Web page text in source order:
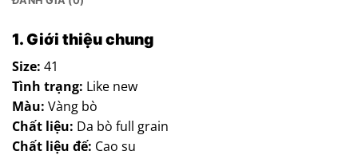
1. Giới thiệu chung
Size: 41
Tình trạng: Like new
Màu: Vàng bò
Chất liệu: Da bò full grain
Chất liệu đế: Cao su